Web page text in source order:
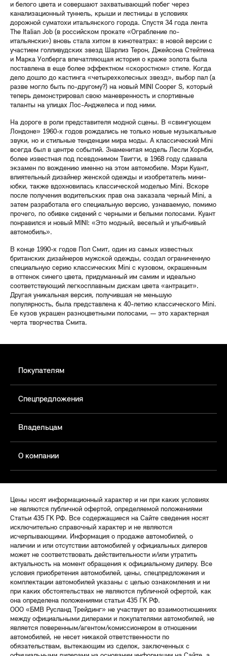
и белого цвета и совершают захватывающий побег через
канализационный туннель, крыши и лестницы в условиях
дорожной суматохи итальянского города. Спустя 34 года лента
The Italian Job (в российском прокате «Ограбление по-
итальянски») вновь стала хитом в кинотеатрах: в новой версии с
участием голливудских звезд Шарлиз Терон, Джейсона Стейтема
и Марка Уолберга впечатляющая история о краже золота была
поставлена в еще более эффектном «скоростном» стиле. Когда
дело дошло до кастинга «четырехколесных звезд», выбор пал (а
разве могло быть по-другому?) на новый MINI Cooper S, который
теперь демонстрировал свою маневренность и спортивные
таланты на улицах Лос-Анджелеса и под ними.
На дороге в роли представителя модной сцены. В «свингующем
Лондоне» 1960-х годов рождались не только новые музыкальные
звуки, но и стильные тенденции мира моды. А классический Mini
всегда был в центре событий. Знаменитая модель Лесли Хорнби,
более известная под псевдонимом Твигги, в 1968 году сдавала
экзамен по вождению именно на этом автомобиле. Мэри Куант,
влиятельный дизайнер женской одежды и изобретатель мини-
юбки, также вдохновилась классической моделью Mini. Вскоре
после получения водительских прав она заказала черный Mini, а
затем разработала его специальную версию, узнаваемую, помимо
прочего, по обивке сидений с черными и белыми полосами. Куант
понравился и новый MINI: «Это модный, веселый и улыбчивый
автомобиль».
В конце 1990-х годов Пол Смит, один из самых известных
британских дизайнеров мужской одежды, создал ограниченную
специальную серию классических Mini с кузовом, окрашенным
в оттенок синего цвета, придуманный им самим и идеально
соответствующий легкосплавным дискам цвета «антрацит».
Другая уникальная версия, получившая не меньшую
популярность, была представлена к 40-летию классического Mini.
Ее кузов украшен разноцветными полосами, — это характерная
черта творчества Смита.
Покупателям
Спецпредложения
Владельцам
О компании
Цены носят информационный характер и ни при каких условиях
не являются публичной офертой, определяемой положениями
Статьи 435 ГК РФ. Все содержащиеся на Сайте сведения носят
исключительно справочный характер и не являются
исчерпывающими. Информация о продаже автомобилей, о
наличии и или отсутствии автомобилей у официальных дилеров
может не соответствовать действительности и/или утратить
актуальность на момент обращения к официальному дилеру. Все
условия приобретения автомобилей, цены, спецпредложения и
комплектации автомобилей указаны с целью ознакомления и ни
при каких обстоятельствах не являются публичной офертой, как
она определена положениями статьи 435 ГК РФ.
ООО «БМВ Русланд Трейдинг» не участвует во взаимоотношениях
между официальными дилерами и покупателями автомобилей, не
является поверенным/агентом/комиссионером в отношении
автомобилей, не несет никакой ответственности по
обязательствам, вытекающим из сделок, заключенных с